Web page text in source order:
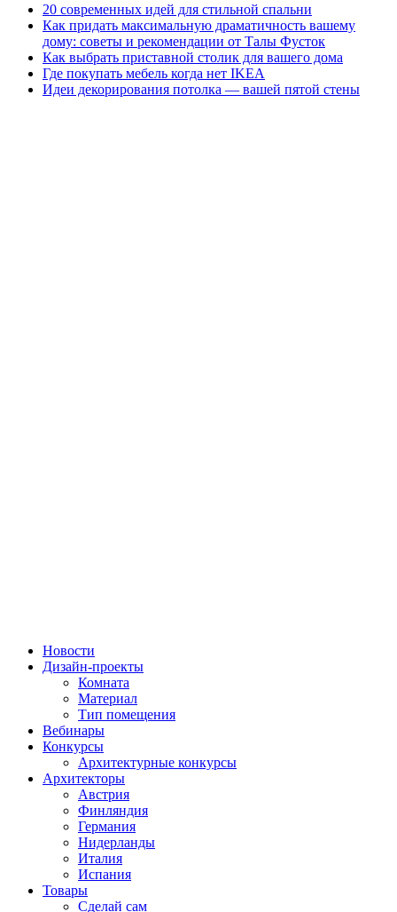
20 современных идей для стильной спальни
Как придать максимальную драматичность вашему
дому: советы и рекомендации от Талы Фусток
Как выбрать приставной столик для вашего дома
Где покупать мебель когда нет IKEA
Идеи декорирования потолка — вашей пятой стены
Новости
Дизайн-проекты
Комната
Материал
Тип помещения
Вебинары
Конкурсы
Архитектурные конкурсы
Архитекторы
Австрия
Финляндия
Германия
Нидерланды
Италия
Испания
Товары
Сделай сам